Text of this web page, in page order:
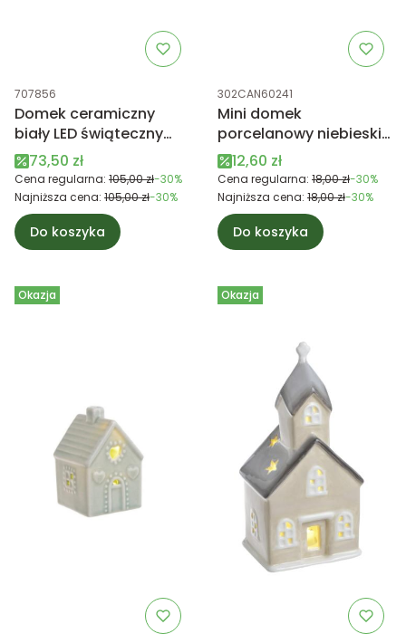
Kod produktu
707856
Domek ceramiczny
biały LED świąteczny
22cm
Cena promocyjna
73,50 zł
Cena regularna: 105,00 zł-30%
Najniższa cena: 105,00 zł-30%
Do koszyka
Kod produktu
302CAN60241
Mini domek
porcelanowy niebieski
LED 7,5cm
Cena promocyjna
12,60 zł
Cena regularna: 18,00 zł-30%
Najniższa cena: 18,00 zł-30%
Do koszyka
Okazja Okazja